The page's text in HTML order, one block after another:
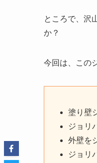
ところで、沢
か？
今回は、この
塗り壁
ジョリ
外壁を
ジョリ